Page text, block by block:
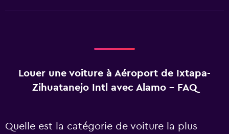
Louer une voiture à Aéroport de Ixtapa-
Zihuatanejo Intl avec Alamo - FAQ
Quelle est la catégorie de voiture la plus